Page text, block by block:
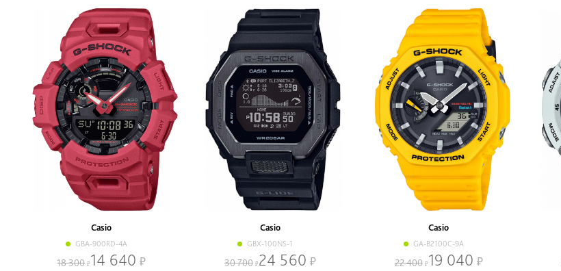
Casio
GBA-900RD-4A
18 300 14 640
Casio
GBX-100NS-1
30 700 24 560
Casio
GA-B2100C-9A
22 400 19 040